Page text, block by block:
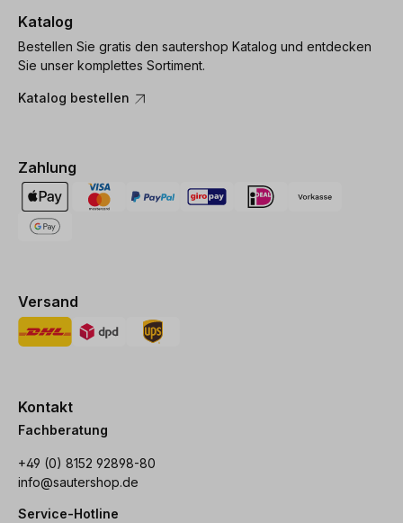
Katalog
Bestellen Sie gratis den sautershop Katalog und entdecken
Sie unser komplettes Sortiment.
Katalog bestellen
Zahlung
Versand
Kontakt
Fachberatung
+49 (0) 8152 92898-80
info@sautershop.de
Service-Hotline